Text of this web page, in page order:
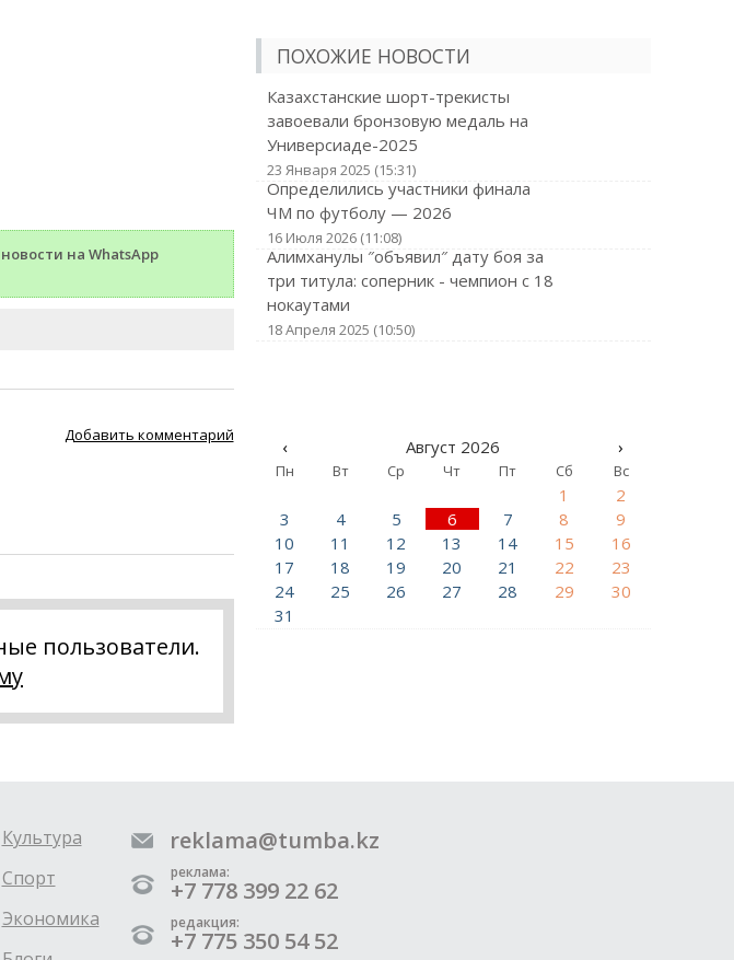
на WhatsApp
Добавить комментарий
пользователи.
ПОХОЖИЕ НОВОСТИ
Казахстанские шорт-трекисты
завоевали бронзовую медаль на
Универсиаде-2025
23 Января 2025 (15:31)
Определились участники финала
ЧМ по футболу — 2026
16 Июля 2026 (11:08)
Алимханулы ″объявил″ дату боя за
три титула: соперник - чемпион с 18
нокаутами
18 Апреля 2025 (10:50)
‹ Август 2026 ›
Пн Вт Ср Чт Пт Сб Вс
1
2
3
4 5 6 7 8
9
10
11 12 13 14 15
16
17
18 19 20 21 22
23
24
25 26 27 28 29
30
31
Культура
Спорт
Экономика
reklama@tumba.kz
реклама:
+7 778 399 22 62
редакция:
+7 775 350 54 52